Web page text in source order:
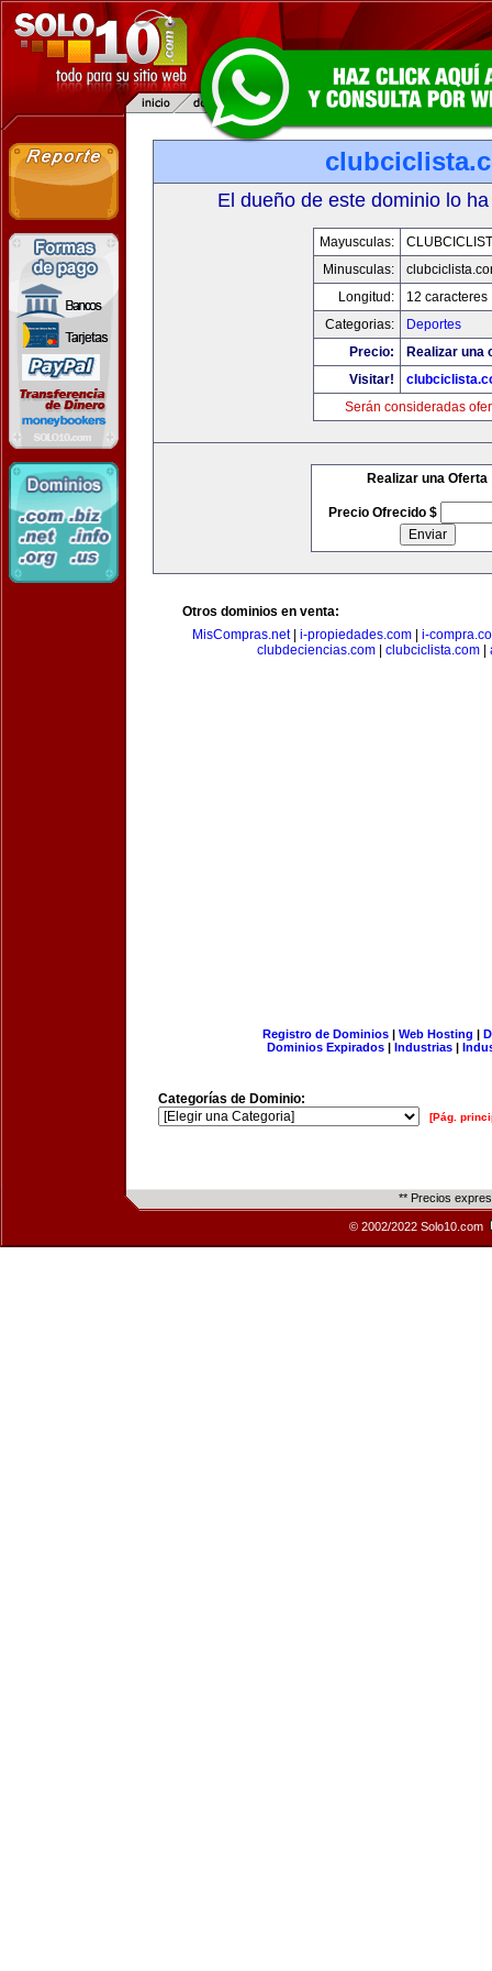
El dueño de este dominio lo
Mayusculas:
Minusculas:
Longitud:
12 caracteres
Categorias:
Deportes
Precio:
Realizar una
Visitar!
Serán consideradas
Realizar una Oferta
Precio Ofrecido $
Otros dominios en venta:
MisCompras.net| i-propiedades.com| i-
clubdeciencias.com
clubciclista.com
Registro de Dominios| Web Hosting |
Dominios Expirados | Industrias |
Categorías de Dominio:
[Pág.
** Precios
© 2002/2022 Solo10.com